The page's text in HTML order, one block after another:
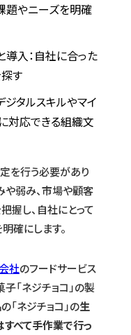
題やニーズを明確
入：自社に合った
す
タルスキルやマイ
対応できる組織文
を行う必要があり
や弱み、市場や顧客
握し、自社にとって
確にします。
社のフードサービス
「ネジチョコ」の製
ネジチョコ」の生
べて手作業で行っ